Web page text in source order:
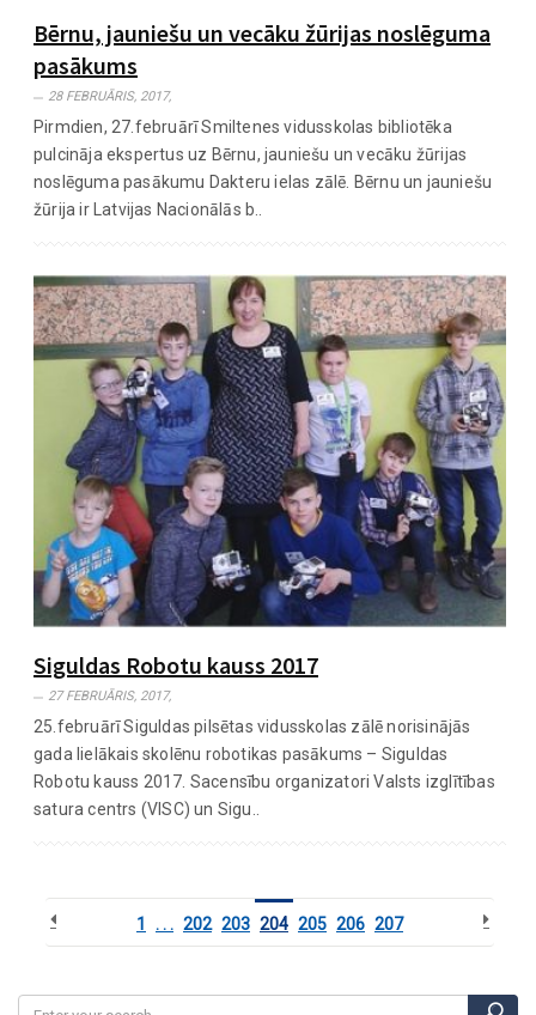
Bērnu, jauniešu un vecāku žūrijas noslēguma
pasākums
28 FEBRUĀRIS, 2017,
Pirmdien, 27.februārī Smiltenes vidusskolas bibliotēka
pulcināja ekspertus uz Bērnu, jauniešu un vecāku žūrijas
noslēguma pasākumu Dakteru ielas zālē. Bērnu un jauniešu
žūrija ir Latvijas Nacionālās b..
Siguldas Robotu kauss 2017
27 FEBRUĀRIS, 2017,
25.februārī Siguldas pilsētas vidusskolas zālē norisinājās
gada lielākais skolēnu robotikas pasākums – Siguldas
Robotu kauss 2017. Sacensību organizatori Valsts izglītības
satura centrs (VISC) un Sigu..
1 . . . 202 203 204 205 206 207